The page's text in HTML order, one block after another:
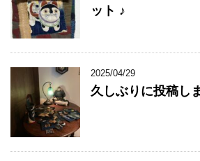
ット ♪
2025/04/29
久しぶりに投稿し